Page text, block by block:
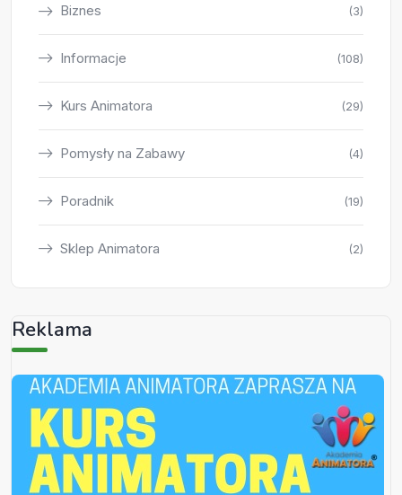
Biznes (3)
Informacje (108)
Kurs Animatora (29)
Pomysły na Zabawy (4)
Poradnik (19)
Sklep Animatora (2)
Reklama